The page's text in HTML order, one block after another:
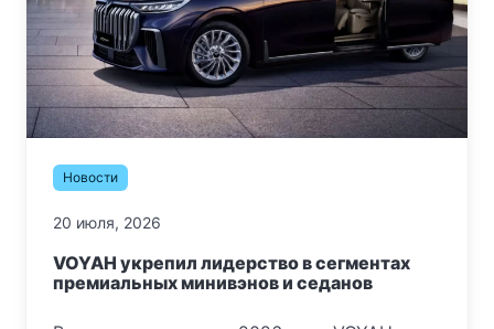
Новости
20 июля, 2026
VOYAH укрепил лидерство в сегментах
премиальных минивэнов и седанов